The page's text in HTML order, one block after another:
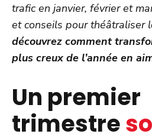
trafic en janvier, février et
et conseils pour théâtraliser
découvrez comment
plus creux de l’année en
Un premier
trimestre